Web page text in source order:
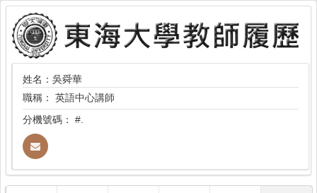
姓名：吳舜華
職稱： 英語中心講師
分機號碼： #.